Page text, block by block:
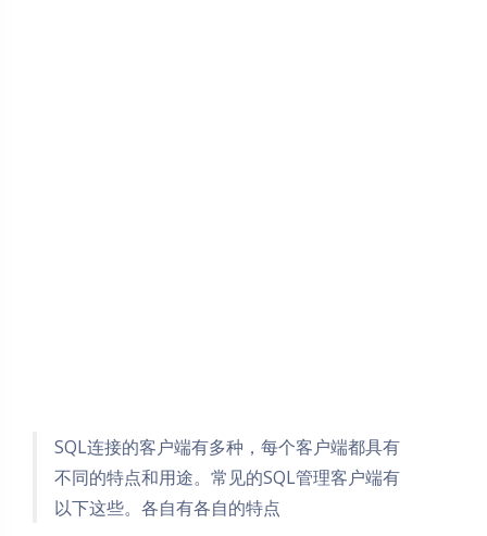
SQL连接的客户端有多种，每个客户端都具有
不同的特点和用途。常见的SQL管理客户端有
以下这些。各自有各自的特点